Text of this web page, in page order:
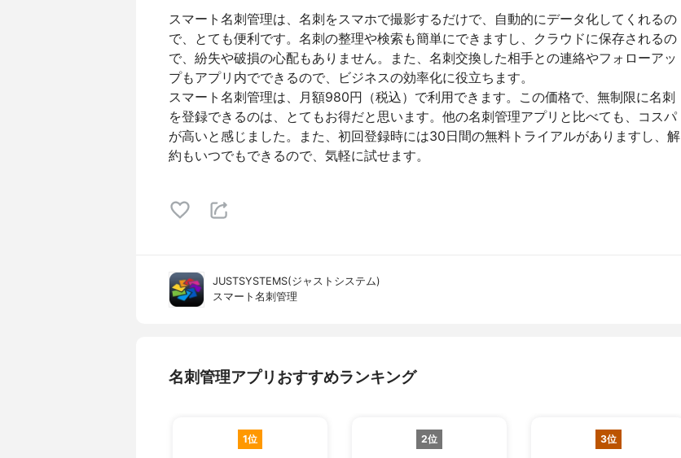
スマート名刺管理は、名刺をスマホで撮影するだけで、自動的にデータ化してくれるの
で、とても便利です。名刺の整理や検索も簡単にできますし、クラウドに保存されるの
で、紛失や破損の心配もありません。また、名刺交換した相手との連絡やフォローアッ
プもアプリ内でできるので、ビジネスの効率化に役立ちます。
スマート名刺管理は、月額980円（税込）で利用できます。この価格で、無制限に名刺
を登録できるのは、とてもお得だと思います。他の名刺管理アプリと比べても、コスパ
が高いと感じました。また、初回登録時には30日間の無料トライアルがありますし、解
約もいつでもできるので、気軽に試せます。
JUSTSYSTEMS(ジャストシステム)
スマート名刺管理
名刺管理アプリおすすめランキング
1位 2位 3位